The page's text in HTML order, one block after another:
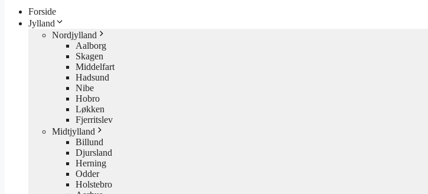
Forside
Jylland
Nordjylland
Aalborg
Skagen
Middelfart
Hadsund
Nibe
Hobro
Løkken
Fjerritslev
Midtjylland
Billund
Djursland
Herning
Odder
Holstebro